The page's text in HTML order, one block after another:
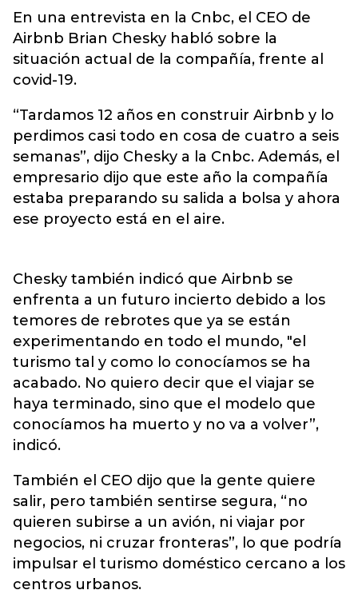
En una entrevista en la Cnbc, el CEO de
Airbnb Brian Chesky habló sobre la
situación actual de la compañía, frente al
covid-19.
“Tardamos 12 años en construir Airbnb y lo
perdimos casi todo en cosa de cuatro a seis
semanas”, dijo Chesky a la Cnbc. Además, el
empresario dijo que este año la compañía
estaba preparando su salida a bolsa y ahora
ese proyecto está en el aire.
Chesky también indicó que Airbnb se
enfrenta a un futuro incierto debido a los
temores de rebrotes que ya se están
experimentando en todo el mundo, "el
turismo tal y como lo conocíamos se ha
acabado. No quiero decir que el viajar se
haya terminado, sino que el modelo que
conocíamos ha muerto y no va a volver”,
indicó.
También el CEO dijo que la gente quiere
salir, pero también sentirse segura, “no
quieren subirse a un avión, ni viajar por
negocios, ni cruzar fronteras”, lo que podría
impulsar el turismo doméstico cercano a los
centros urbanos.